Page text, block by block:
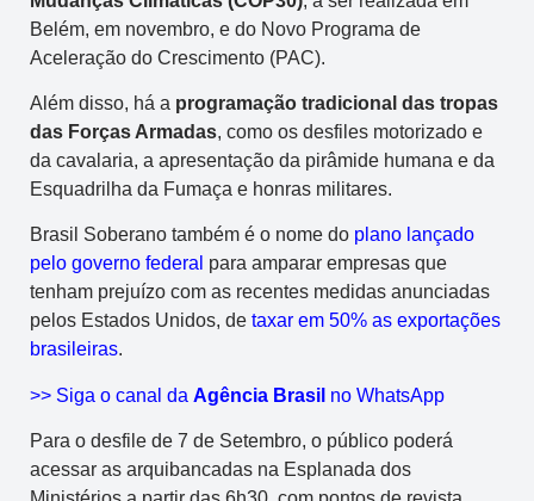
Belém, em novembro, e do Novo Programa de
Aceleração do Crescimento (PAC).
Além disso, há a programação tradicional das tropas
das Forças Armadas, como os desfiles motorizado e
da cavalaria, a apresentação da pirâmide humana e da
Esquadrilha da Fumaça e honras militares.
Brasil Soberano também é o nome do plano lançado
pelo governo federal para amparar empresas que
tenham prejuízo com as recentes medidas anunciadas
pelos Estados Unidos, de taxar em 50% as exportações
brasileiras.
>> Siga o canal da Agência Brasil no WhatsApp
Para o desfile de 7 de Setembro, o público poderá
acessar as arquibancadas na Esplanada dos